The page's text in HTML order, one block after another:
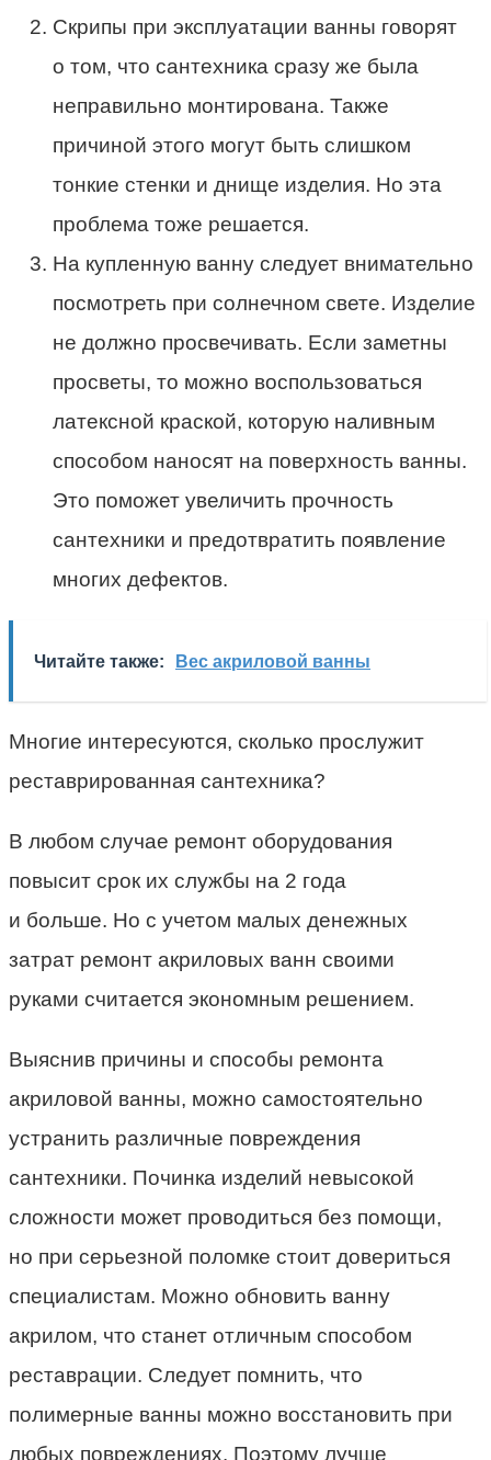
Скрипы при эксплуатации ванны говорят
о том, что сантехника сразу же была
неправильно монтирована. Также
причиной этого могут быть слишком
тонкие стенки и днище изделия. Но эта
проблема тоже решается.
На купленную ванну следует внимательно
посмотреть при солнечном свете. Изделие
не должно просвечивать. Если заметны
просветы, то можно воспользоваться
латексной краской, которую наливным
способом наносят на поверхность ванны.
Это поможет увеличить прочность
сантехники и предотвратить появление
многих дефектов.
Читайте также: Вес акриловой ванны
Многие интересуются, сколько прослужит
реставрированная сантехника?
В любом случае ремонт оборудования
повысит срок их службы на 2 года
и больше. Но с учетом малых денежных
затрат ремонт акриловых ванн своими
руками считается экономным решением.
Выяснив причины и способы ремонта
акриловой ванны, можно самостоятельно
устранить различные повреждения
сантехники. Починка изделий невысокой
сложности может проводиться без помощи,
но при серьезной поломке стоит довериться
специалистам. Можно обновить ванну
акрилом, что станет отличным способом
реставрации. Следует помнить, что
полимерные ванны можно восстановить при
любых повреждениях. Поэтому лучше